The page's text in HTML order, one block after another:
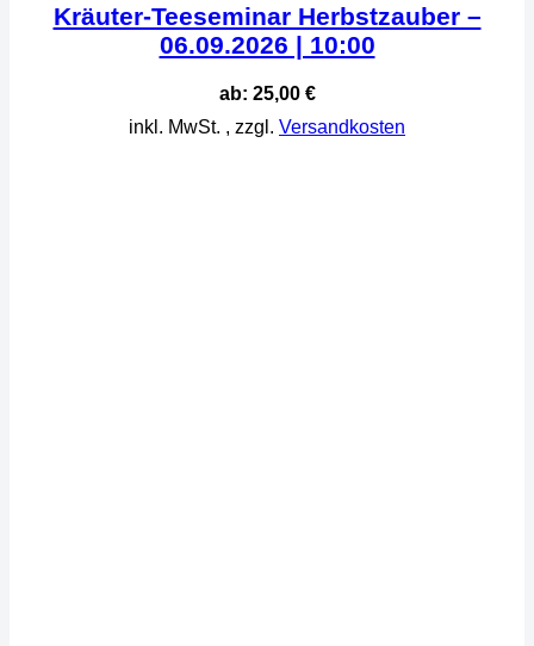
Kräuter-Teeseminar Herbstzauber –
06.09.2026 | 10:00
ab: 25,00 €
inkl. MwSt. , zzgl. Versandkosten